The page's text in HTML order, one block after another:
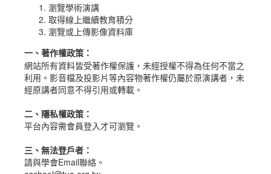
瀏覽學術演講
取得線上繼續教育積分
瀏覽或上傳影像資料庫
一、 著作權政策 ：
網站所有資料皆受著作權保護，未經授權不得為任何不當之
利用。影音檔及投影片等內容物著作權仍屬於原演講者，未
經原講者同意不得引用或轉載。
二、隱私權政策：
平台內容需會員登入才可瀏覽。
三、無法登戶者：
請與學會Email聯絡。